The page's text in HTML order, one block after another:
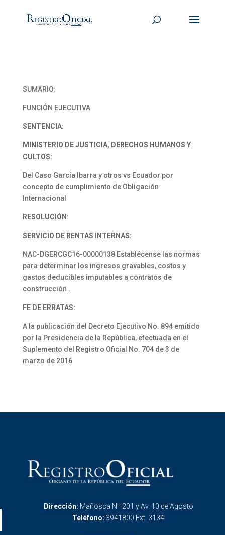
SUMARIO:
FUNCIÓN EJECUTIVA
SENTENCIA:
MINISTERIO DE JUSTICIA, DERECHOS HUMANOS Y
CULTOS:
Del Caso García Ibarra y otros vs Ecuador por
concepto de cumplimiento de Obligación
Internacional
RESOLUCIÓN:
SERVICIO DE RENTAS INTERNAS:
NAC-DGERCGC16-00000138 Establécense las normas
para determinar los ingresos gravables, costos y
gastos deducibles imputables a contratos de
construcción .
FE DE ERRATAS:
A la publicación del Decreto Ejecutivo No. 894 emitido
por la Presidencia de la República, efectuada en el
Suplemento del Registro Oficial No. 704 de 3 de
marzo de 2016
Dirección: Mañosca Nº 201 y Av. 10 de Agosto
Teléfono: 3941800 Ext. 3134